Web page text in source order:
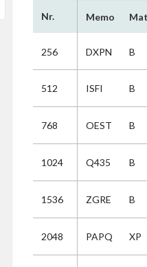
Nr. Memo
256 DXPN B
512 ISFI B
768 OEST B
1024 Q435 B
1536 ZGRE B
2048 PAPQ XP